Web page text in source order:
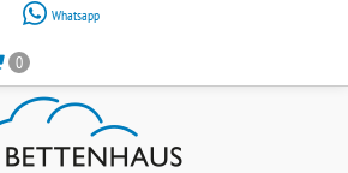
Whatsapp
0